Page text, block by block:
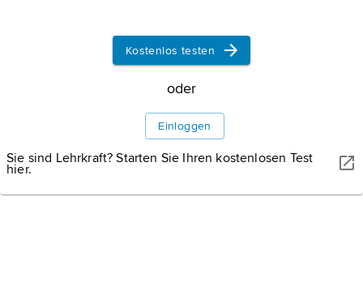
die breiten Schwemmlandebenen von Alfios
und Pinios (im Nordwesten) gliedern
Kostenlos testen
oder
Einloggen
Sie sind Lehrkraft? Starten Sie Ihren kostenlosen Test
hier.